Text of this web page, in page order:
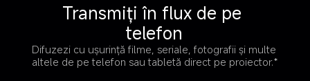
Transmiți în flux de pe
telefon
Difuzezi cu ușurință filme, seriale, fotografii și multe
altele de pe telefon sau tabletă direct pe proiector.*